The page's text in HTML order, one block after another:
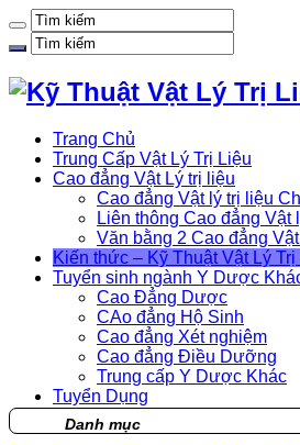
Trang Chủ
Trung Cấp Vật Lý Trị Liệu
Cao đẳng Vật Lý trị liệu
Cao đẳng Vật lý trị liệu
Liên thông Cao đẳng Vật
Văn bằng 2 Cao đẳng
Kiến thức – Kỹ Thuật Vật Lý Trị
Tuyển sinh ngành Y Dược
Cao Đẳng Dược
CAo đẳng Hộ Sinh
Cao đẳng Xét nghiệm
Cao đẳng Điều Dưỡng
Trung cấp Y Dược Khác
Tuyển Dụng
Danh mục